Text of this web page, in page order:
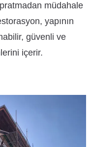
müdahale
yapının
güvenli ve
içerir.